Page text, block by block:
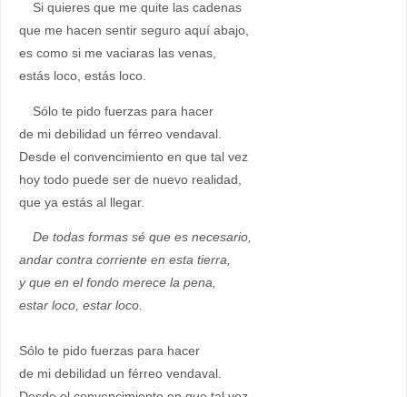
Si quieres que me quite las cadenas
que me hacen sentir seguro aquí abajo,
es como si me vaciaras las venas,
estás loco, estás loco.
Sólo te pido fuerzas para hacer
de mi debilidad un férreo vendaval.
Desde el convencimiento en que tal vez
hoy todo puede ser de nuevo realidad,
que ya estás al llegar.
De todas formas sé que es necesario,
andar contra corriente en esta tierra,
y que en el fondo merece la pena,
estar loco, estar loco.
Sólo te pido fuerzas para hacer
de mi debilidad un férreo vendaval.